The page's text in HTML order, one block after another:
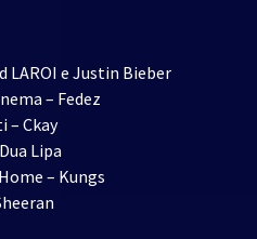
LAROI e Justin Bieber
– Fedez
– Ckay
Lipa
– Kungs